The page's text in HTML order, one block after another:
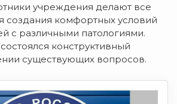
учреждения делают все
создания комфортных условий
с различными патологиями.
конструктивный
существующих вопросов.